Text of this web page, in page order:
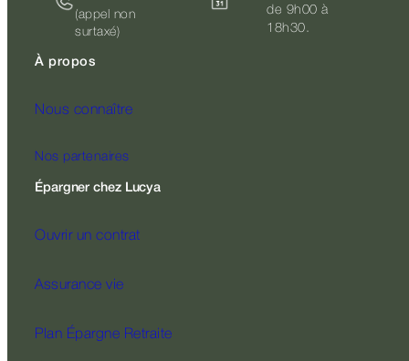
(appel non
surtaxé)
de 9h00 à
18h30.
À propos
Nous connaître
Nos partenaires
Épargner chez Lucya
Ouvrir un contrat
Assurance vie
Plan Épargne Retraite